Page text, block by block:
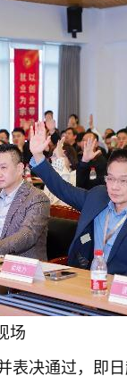
场
表决通过，即